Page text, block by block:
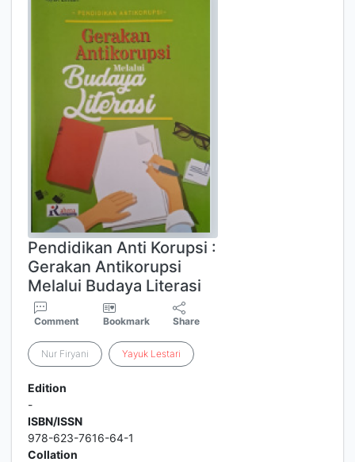
Pendidikan Anti Korupsi :
Gerakan Antikorupsi
Melalui Budaya Literasi
Comment Bookmark Share
Nur Firyani Yayuk Lestari
Edition
-
ISBN/ISSN
978-623-7616-64-1
Collation